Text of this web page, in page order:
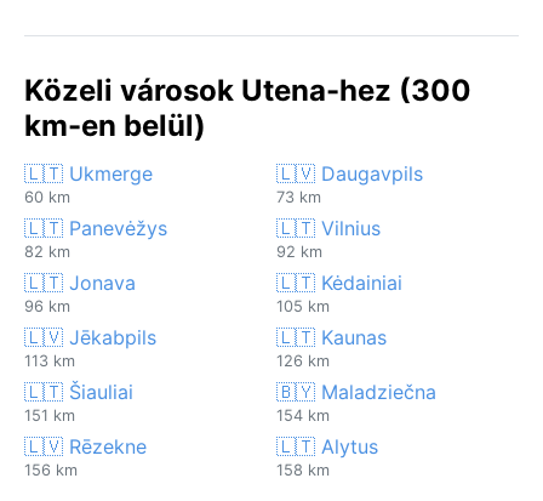
Közeli városok Utena-hez (300
km-en belül)
🇱🇹 Ukmerge
60 km
🇱🇻 Daugavpils
73 km
🇱🇹 Panevėžys
82 km
🇱🇹 Vilnius
92 km
🇱🇹 Jonava
96 km
🇱🇹 Kėdainiai
105 km
🇱🇻 Jēkabpils
113 km
🇱🇹 Kaunas
126 km
🇱🇹 Šiauliai
151 km
🇧🇾 Maladziečna
154 km
🇱🇻 Rēzekne
156 km
🇱🇹 Alytus
158 km